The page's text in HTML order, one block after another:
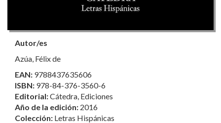
Autor/es
Azúa, Félix de
EAN: 9788437635606
ISBN: 978-84-376-3560-6
Editorial:Cátedra, Ediciones
Año de la edición: 2016
Colección: Letras Hispánicas